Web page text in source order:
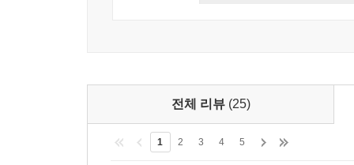
전체 리뷰 (25)
1 2 3 4 5